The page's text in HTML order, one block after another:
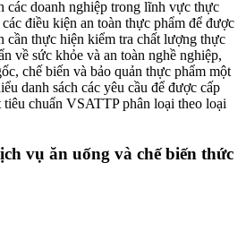
các doanh nghiệp trong lĩnh vực thực
điều kiện an toàn thực phẩm để được
cần thực hiện kiểm tra chất lượng thực
về sức khỏe và an toàn nghề nghiệp,
chế biến và bảo quản thực phẩm một
danh sách các yêu cầu để được cấp
tiêu chuẩn VSATTP phân loại theo loại
vụ ăn uống và chế biến thức